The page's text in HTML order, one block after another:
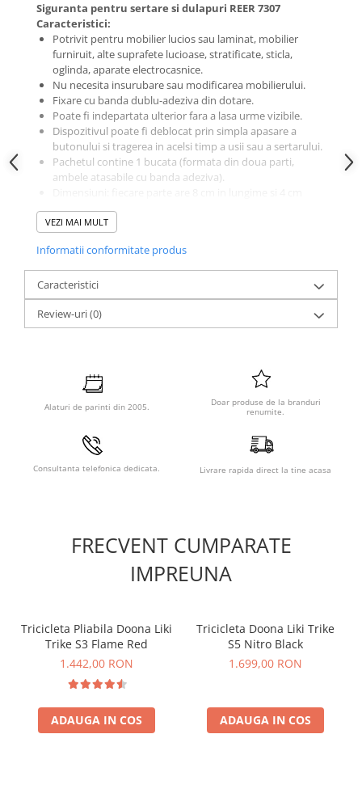
Siguranta pentru sertare si dulapuri REER 7307
Caracteristici:
Potrivit pentru mobilier lucios sau laminat, mobilier
furniruit, alte suprafete lucioase, stratificate, sticla,
oglinda, aparate electrocasnice.
Nu necesita insurubare sau modificarea mobilierului.
Fixare cu banda dublu-adeziva din dotare.
Poate fi indepartata ulterior fara a lasa urme vizibile.
Dispozitivul poate fi deblocat prin simpla apasare a
butonului si tragerea in acelsi timp a usii sau a sertarului.
Pachetul contine 1 bucata (formata din doua parti,
ambele atasabile cu banda adeziva).
latime.
Confectionat din plastic de culoare alba.
VEZI MAI MULT
Informatii conformitate produs
Caracteristici
Review-uri(0)
Alaturi de parinti din 2005.
Doar produse de la branduri
renumite.
Consultanta telefonica dedicata. Livrare rapida direct la tine acasa
FRECVENT CUMPARATE
IMPREUNA
Tricicleta Pliabila Doona Liki
Trike S3 Flame Red
1.442,00 RON
ADAUGA IN COS
Tricicleta Doona Liki Trike
S5 Nitro Black
1.699,00 RON
ADAUGA IN COS